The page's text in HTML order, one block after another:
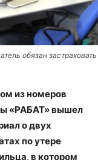
обязан застраховать
из номеров
«РАБАТ» вышел
о двух
по утере
в котором